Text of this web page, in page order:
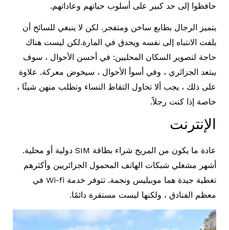
حافظوا إلى حد كبير على أسلوب حياتهم وعاداتهم.
يتميز الرجال بطابع ساخن ومتفجر. لكن لا ينبغي للسائح أن
يلفت الانتباه إلى نفسه ويحدق في المارة.لكن ليست هناك
حاجة لتصوير السكان المحليين: في أحسن الأحوال ، سوف
يبتعد الجزائري ، وفي أسوأ الأحوال ، سيخوض معركة. علاوة
على ذلك ، يجب ألا تحاول التقاط النساء وتطلب منهن شيئًا ،
خاصة إذا كنت رجلاً.
الإنترنت
عادة ما يكون من المربح شراء بطاقة SIM دولية أو محلية.
أشهر مشغلي شبكات الهاتف المحمول الجزائريين وأكثرهم
تغطية جيدة هما موبيليس ونجمة. تتوفر خدمة Wi-fi في
معظم الفنادق ، ولكنها ليست مستقرة دائمًا.